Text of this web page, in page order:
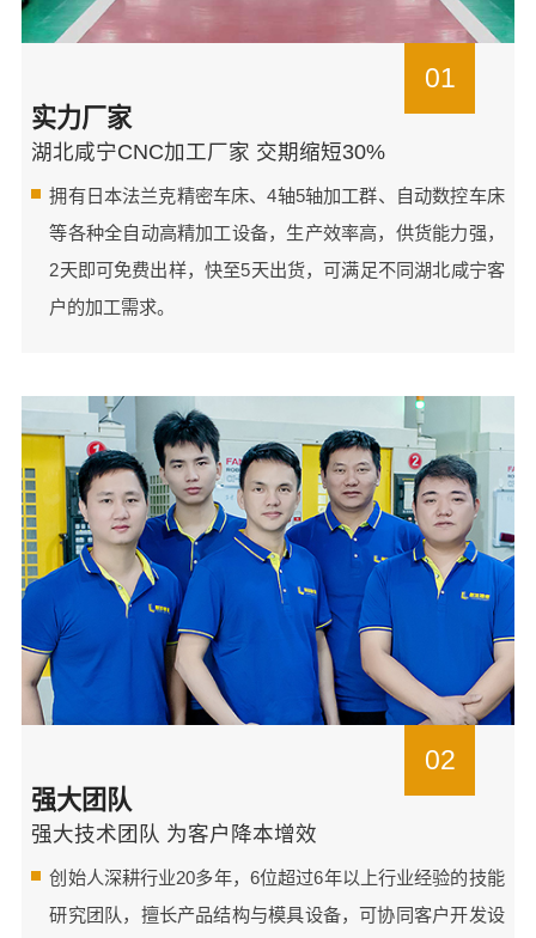
01
实力厂家
湖北咸宁CNC加工厂家 交期缩短30%
拥有日本法兰克精密车床、4轴5轴加工群、自动数控车床
等各种全自动高精加工设备，生产效率高，供货能力强，
2天即可免费出样，快至5天出货，可满足不同湖北咸宁客
户的加工需求。
02
强大团队
强大技术团队 为客户降本增效
创始人深耕行业20多年，6位超过6年以上行业经验的技能
研究团队，擅长产品结构与模具设备，可协同客户开发设